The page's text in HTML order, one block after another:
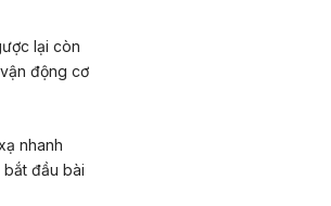
lại còn
động cơ
nhanh
đầu bài